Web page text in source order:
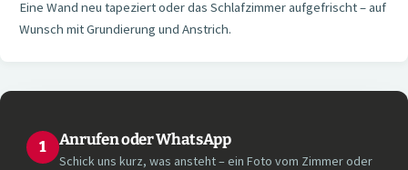
Eine Wand neu tapeziert oder das Schlafzimmer aufgefrischt – auf
Wunsch mit Grundierung und Anstrich.
1 Anrufen oder WhatsApp
Schick uns kurz, was ansteht – ein Foto vom Zimmer oder